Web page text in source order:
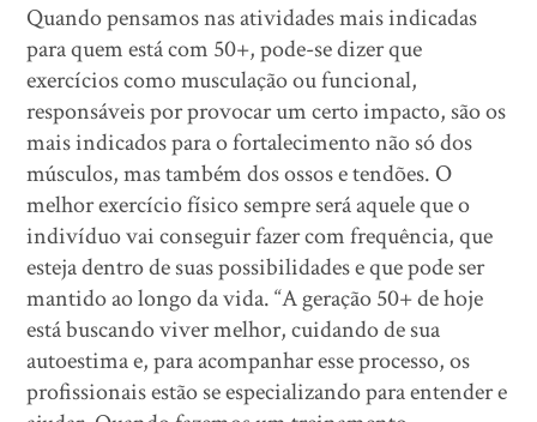
Quando pensamos nas atividades mais indicadas
para quem está com 50+, pode-se dizer que
exercícios como musculação ou funcional,
responsáveis por provocar um certo impacto, são os
mais indicados para o fortalecimento não só dos
músculos, mas também dos ossos e tendões. O
melhor exercício físico sempre será aquele que o
indivíduo vai conseguir fazer com frequência, que
esteja dentro de suas possibilidades e que pode ser
mantido ao longo da vida. “A geração 50+ de hoje
está buscando viver melhor, cuidando de sua
autoestima e, para acompanhar esse processo, os
profissionais estão se especializando para entender e